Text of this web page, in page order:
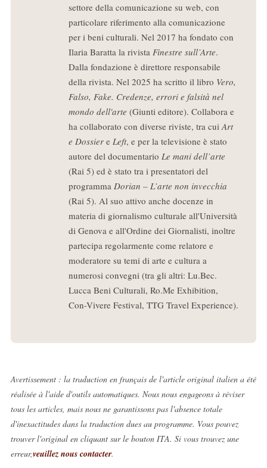
settore della comunicazione su web, con
particolare riferimento alla comunicazione
per i beni culturali. Nel 2017 ha fondato con
Ilaria Baratta la rivista Finestre sull’Arte.
Dalla fondazione è direttore responsabile
della rivista. Nel 2025 ha scritto il libro Vero,
Falso, Fake. Credenze, errori e falsità nel
mondo dell'arte (Giunti editore). Collabora e
ha collaborato con diverse riviste, tra cui Art
e Dossiere Left, e per la televisione è stato
autore del documentario Le mani dell’arte
(Rai 5) ed è stato tra i presentatori del
programma Dorian – L’arte non invecchia
(Rai 5). Al suo attivo anche docenze in
materia di giornalismo culturale all'Università
di Genova e all'Ordine dei Giornalisti, inoltre
partecipa regolarmente come relatore e
moderatore su temi di arte e cultura a
numerosi convegni (tra gli altri: Lu.Bec.
Lucca Beni Culturali, Ro.Me Exhibition,
Con-Vivere Festival, TTG Travel Experience).
Avertissement : la traduction en français de l'article original italien a été
réalisée à l'aide d'outils automatiques. Nous nous engageons à réviser
tous les articles, mais nous ne garantissons pas l'absence totale
d'inexactitudes dans la traduction dues au programme. Vous pouvez
trouver l'original en cliquant sur le bouton ITA. Si vous trouvez une
erreur,veuillez nous contacter.